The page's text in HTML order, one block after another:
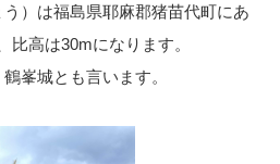
）は福島県耶麻郡猪苗代町にあ
比高は30mになります。
峯城とも言います。